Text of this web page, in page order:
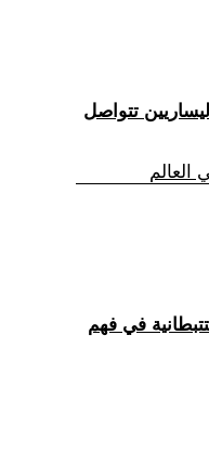
العالم
في فهم